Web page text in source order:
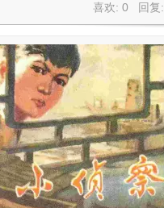
喜欢: 0 回复: